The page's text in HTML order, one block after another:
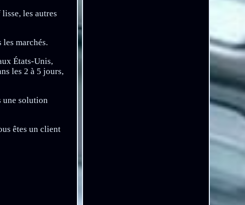
les autres
marchés.
États-Unis,
les 2 à 5 jours,
une solution
êtes un client